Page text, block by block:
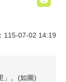
115-07-02 14:19
」。(如圖)